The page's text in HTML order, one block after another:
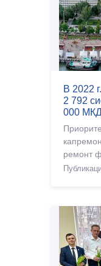
В 2022
2 792
000
ремонт
кровли